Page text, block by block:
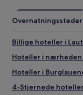
Overnatningssteder
Billige hoteller i
Hoteller i nærheden
Hoteller i
4-Stjernede